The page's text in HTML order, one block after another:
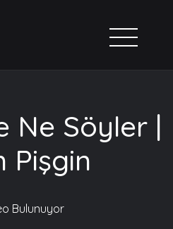
Ne Söyler |
Pişgin
Bulunuyor